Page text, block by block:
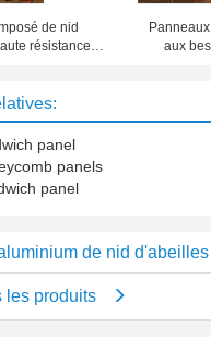
de nid
résistance
aux
panel
panels
panel
de nid d'abeilles
les produits